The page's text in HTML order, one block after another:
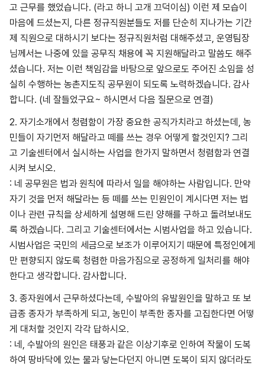
고 근무를 했었습니다. (라고 하니 고개 끄덕이심) 이런 제 모습이
마음에 드셨는지, 다른 정규직원분들도 저를 단순히 지나가는 기간
제 직원으로 대하시기 보다는 정규직원처럼 대해주셨고, 운영팀장
님께서는 나중에 있을 공무직 채용에 꼭 지원해달라고 말씀도 해주
셨습니다. 저는 이런 책임감을 바탕으로 앞으로도 주어진 소임을 성
실히 수행하는 농촌지도직 공무원이 되도록 노력하겠습니다. 감사
합니다. (네 잘들었구요~ 하시면서 다음 질문으로 연결)
2. 자기소개에서 청렴함이 가장 중요한 공직가치라고 하셨는데, 농
민들이 자기먼저 해달라고 떼를 쓰는 경우 어떻게 할것인지? 그리
고 기술센터에서 실시하는 사업을 한가지 말하면서 청렴함과 연결
시켜 보시오.
: 네 공무원은 법과 원칙에 따라서 일을 해야하는 사람입니다. 만약
자기 것을 먼저 해달라는 등 떼를 쓰는 민원인이 계시다면 저는 법
이나 관련 규칙을 상세하게 설명해 드린 양해를 구하고 돌려보내도
록 하겠습니다. 그리고 기술센터에서는 시범사업을 하고 있습니다.
시범사업은 국민의 세금으로 보조가 이루어지기 때문에 특정인에게
만 편향되지 않도록 청렴한 마음가짐으로 공정하게 일처리를 해야
한다고 생각합니다. 감사합니다.
3. 종자원에서 근무하셨다는데, 수발아의 유발원인을 말하고 또 보
급종 종자가 부족하게 되고, 농민이 부족한 종자를 고집한다면 어떻
게 대처할 것인지 각각 답하시오.
: 네, 수발아의 원인은 태풍과 같은 이상기후로 인하여 작물이 도복
하여 땅바닥에 있는 물과 닿는다던지 아니면 도복이 되지 않더라도